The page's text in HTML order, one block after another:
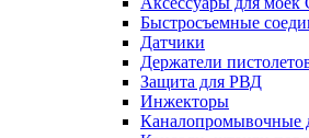
Быстросъемные
Датчики
Держатели
Защита для РВД
Инжекторы
Каналопромывочные